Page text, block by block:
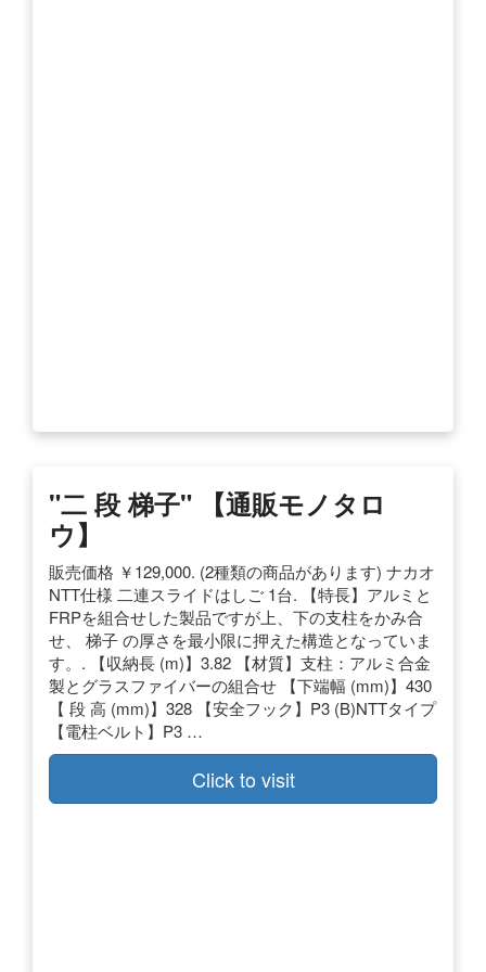
"二 段 梯子" 【通販モノタロ
ウ】
販売価格 ￥129,000. (2種類の商品があります) ナカオ
NTT仕様 二連スライドはしご 1台. 【特長】アルミと
FRPを組合せした製品ですが上、下の支柱をかみ合
せ、 梯子 の厚さを最小限に押えた構造となっていま
す。. 【収納長 (m)】3.82 【材質】支柱：アルミ合金
製とグラスファイバーの組合せ 【下端幅 (mm)】430
【 段 高 (mm)】328 【安全フック】P3 (B)NTTタイプ
【電柱ベルト】P3 …
Click to visit